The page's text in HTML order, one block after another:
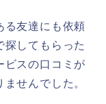
る友達にも依頼
探してもらった
ビスの口コミが
せんでした。